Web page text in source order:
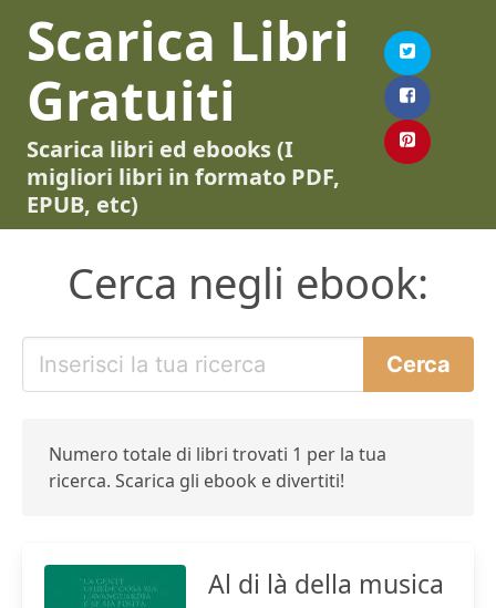
Scarica Libri
Gratuiti
Scarica libri ed ebooks (I
migliori libri in formato PDF,
EPUB, etc)
Cerca negli ebook:
Numero totale di libri trovati 1 per la tua
ricerca. Scarica gli ebook e divertiti!
Al di là della musica